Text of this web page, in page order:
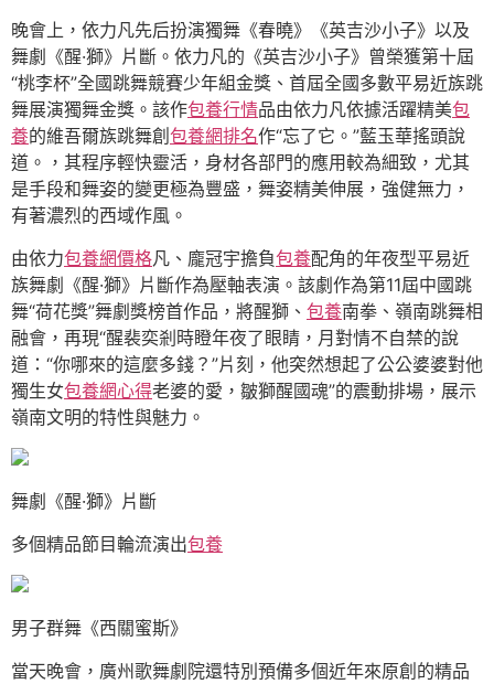
晚會上，依力凡先后扮演獨舞《春曉》《英吉沙小子》以及
舞劇《醒·獅》片斷。依力凡的《英吉沙小子》曾榮獲第十屆
“桃李杯”全國跳舞競賽少年組金獎、首屆全國多數平易近族跳
舞展演獨舞金獎。該作包養行情品由依力凡依據活躍精美包
養的維吾爾族跳舞創 包養網排名作“忘了它。”藍玉華搖頭說
道。，其程序輕快靈活，身材各部門的應用較為細致，尤其
是手段和舞姿的變更極為豐盛，舞姿精美伸展，強健無力，
有著濃烈的西域作風。
由依力包養網價格凡、龐冠宇擔負包養配角的年夜型平易近
族舞劇《醒·獅》片斷作為壓軸表演。該劇作為第11屆中國跳
舞“荷花獎”舞劇獎榜首作品，將醒獅、 包養南拳、嶺南跳舞相
融會，再現“醒裴奕剎時瞪年夜了眼睛，月對情不自禁的說
道：“你哪來的這麼多錢？”片刻，他突然想起了公公婆婆對他
獨生女包養網心得老婆的愛，皺獅醒國魂”的震動排場，展示
嶺南文明的特性與魅力。
舞劇《醒·獅》片斷
多個精品節目輪流演出包養
男子群舞《西關蜜斯》
當天晚會，廣州歌舞劇院還特別預備多個近年來原創的精品